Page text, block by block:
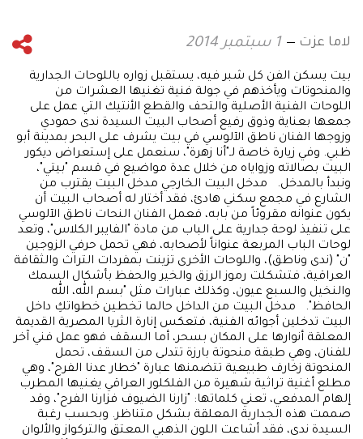
لاما عزت 1 سبتمبر 2014
بيت يسكن الفن كل شبر فيه، يستقبل زواره باللوحات الجدارية
والمنحوتات ويأخذهم في جولة فنية تغنيها العشرات من
اللوحات الفنية الأصلية والتحف والقطع الأنتيك التي عمل على
جمعها بعناية وذوق رفيع أصحاب البيت السيدة ندى حمودي
وزوجها الفنان ناطق الآلوسي في بيت يشرف على البحر بمدينة أبو
ظبي. وفي زيارة خاصة لـ"أنا زهرة"، سنعمل على إستعراض ديكور
البيت بصالاته وزواياه من خلال عدة مواضيع في قسم "بيتي"،
ونبدأ بالمدخل. مدخل البيت الخارجي مدخل البيت يقترب من
الشارع في مجمع سكني هادئ، فقد أختار له أصحاب البيت أن
يكون عنوانه مقروئاً من بابه، فعمل الفنان النحات ناطق الآلوسي
على تنفيذ لوحة جدارية على الباب من مادة "الفايبر الكلاس"، وتعد
لوحات الباب المربعة عنواناً لأصحابه، فهي تحمل حرفي الزوجين
"ن" (ندى وناطق)، واللوحات الأخرى تزينت بمفردات التراث والثقافة
العراقية، فتشكلت رموز الرزق والخير والحفظ بأشكال السمك
والنخيل والسبع عيون، وكذلك عبارات مثل "بسم الله، الله
الحافظ". مدخل البيت من الداخل حالما تخطين خطواتكِ داخل
البيت تدخلين أجوائه الفنية، فتعكس إنارة الثريا المصرية القديمة
المعلقة أنوارها على المكان بسحر، أما السقف فهو عمل فني آخر
للفنان، وهي طبقة منحوتة بارزة تتدلى من السقف، تحمل
المنحوتة زخارف طبيعية تتضمنها عبارة "خطار عدنا الفرح"، وهي
مطلع أغنية تراثية شهيرة من الفلكلور العراقي يغنيها المطرب
إلهام المدفعي، تعني كلماتها: "زارنا الضيوف فزارنا الفرح"، وقد
صممت هذه الجدارية المعلقة بشكل متناظر. وبحسب رغبة
السيدة ندى، فقد أشاعت اللون الذهبي المعتق والتركواز والألوان